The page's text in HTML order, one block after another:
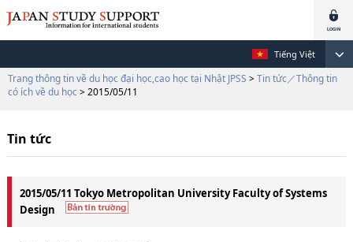
Tiếng Việt
Trang thông tin về du học đại học,cao học tại Nhật JPSS > Tin tức／Thông tin
có ích về du học > 2015/05/11
Tin tức
2015/05/11 Tokyo Metropolitan University Faculty of Systems
Design